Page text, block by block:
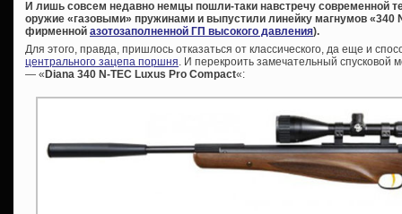
И лишь совсем недавно немцы пошли-таки навстречу современной
оружие «газовыми» пружинами и выпустили линейку магнумов «340
фирменной азотозаполненной ГП высокого давления).
Для этого, правда, пришлось отказаться от классического, да еще и
центрального зацепа поршня . И перекроить замечательный
— «Diana 340 N-TEC Luxus Pro Compact«: